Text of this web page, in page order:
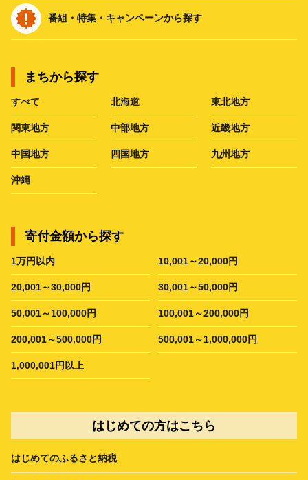
番組・特集・キャンペーンから探す
まちから探す
すべて 北海道 東北地方
関東地方 中部地方 近畿地方
中国地方 四国地方 九州地方
沖縄
寄付金額から探す
1万円以内 10,001～20,000円
20,001～30,000円 30,001～50,000円
50,001～100,000円 100,001～200,000円
200,001～500,000円 500,001～1,000,000円
1,000,001円以上
はじめての方はこちら
はじめてのふるさと納税